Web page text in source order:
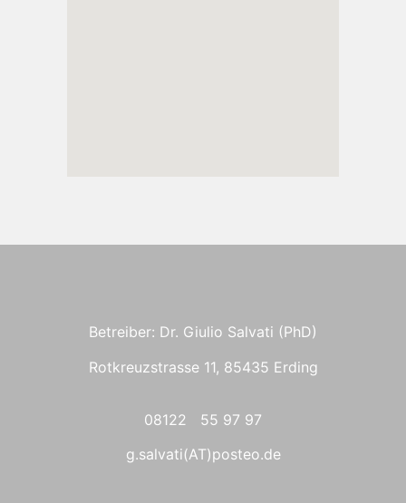
Betreiber: Dr. Giulio Salvati (PhD)
Rotkreuzstrasse 11, 85435 Erding
08122 55 97 97
g.salvati(AT)posteo.de